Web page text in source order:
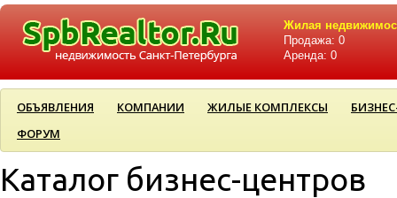
Жилая
Продажа: 0
Аренда: 0
ОБЪЯВЛЕНИЯ КОМПАНИИ ЖИЛЫЕ КОМПЛЕКСЫ
ФОРУМ
Каталог бизнес-центров